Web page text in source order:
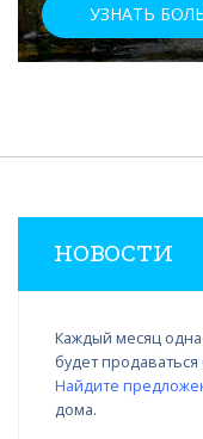
УЗНАТЬ
НОВОСТИ
Каждый месяц
будет продаваться
Найдите
дома.